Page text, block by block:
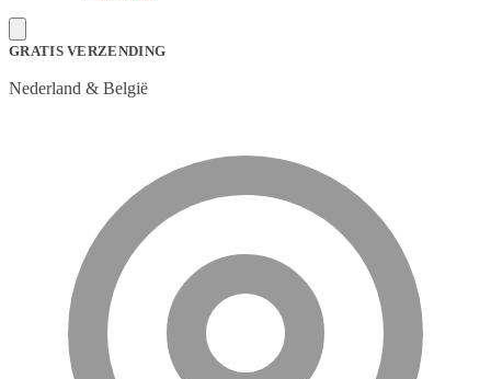
GRATIS VERZENDING
Nederland & België